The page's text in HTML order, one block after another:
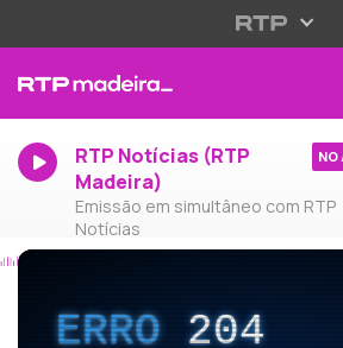
RTP Notícias (RTP
Madeira)
Emissão em simultâneo com RTP
Notícias
NO
ERRO204